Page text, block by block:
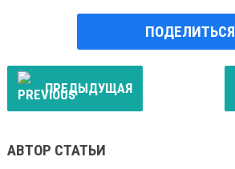
ПОДЕЛИТЬСЯ
ПРЕДЫДУЩАЯ
АВТОР СТАТЬИ